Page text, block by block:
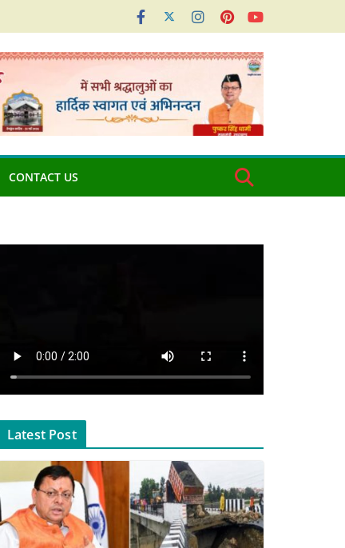
CONTACT US
Latest Post